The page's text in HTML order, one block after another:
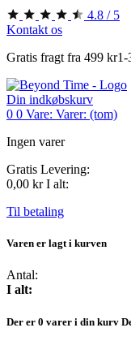
4.8 / 5
Kontakt os
Gratis fragt fra 499 kr1-
Din indkøbskurv
0 0 Vare: Varer: (tom)
Ingen varer
Gratis Levering:
0,00 kr I alt:
Til betaling
Varen er lagt i kurven
Antal:
I alt:
Der er 0 varer i din kurv